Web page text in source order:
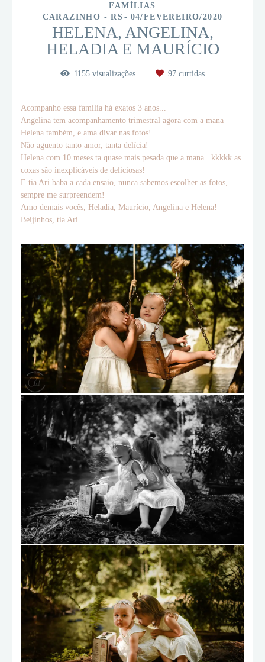
FAMÍLIAS
CARAZINHO - RS
04/FEVEREIRO/2020
HELENA, ANGELINA,
HELADIA E MAURÍCIO
1155 visualizações 97 curtidas
Acompanho essa família há exatos 3 anos...
Angelina tem acompanhamento trimestral agora com a mana
Helena também, e ama divar nas fotos!
Não aguento tanto amor, tanta delícia!
Helena com 10 meses ta quase mais pesada que a mana...kkkkk as
coxas são inexplicáveis de deliciosas!
E tia Ari baba a cada ensaio, nunca sabemos escolher as fotos,
sempre me surpreendem!
Amo demais vocês, Heladia, Maurício, Angelina e Helena!
Beijinhos, tia Ari